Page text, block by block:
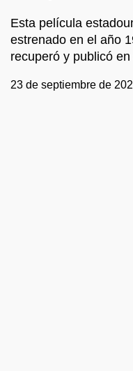
Esta película
estrenado en el año
recuperó y publicó
23 de septiembre de